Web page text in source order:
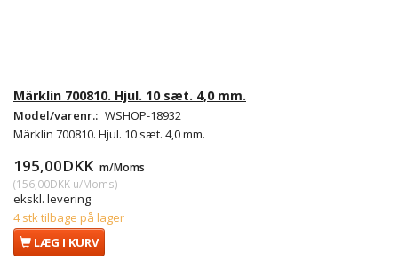
Märklin 700810. Hjul. 10 sæt. 4,0 mm.
Model/varenr.: WSHOP-18932
Märklin 700810. Hjul. 10 sæt. 4,0 mm.
195,00DKK m/Moms
(156,00DKK u/Moms)
ekskl. levering
4 stk tilbage på lager
LÆG I KURV